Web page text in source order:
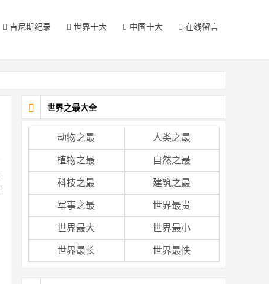
吉尼斯纪录 世界十大 中国十大 在线留言
世界之最大全
动物之最 人类之最
植物之最 自然之最
科技之最 建筑之最
军事之最 世界最贵
世界最大 世界最小
世界最长 世界最快